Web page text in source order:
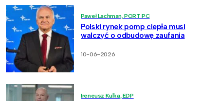
Paweł Lachman, PORT PC
Polski rynek pomp ciepła musi
walczyć o odbudowę zaufania
10-06-2026
Ireneusz Kulka, EDP